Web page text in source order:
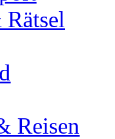
Reisen